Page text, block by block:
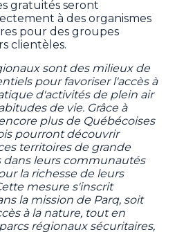
gratuités seront
à des organismes
pour des groupes
clientèles.
sont des milieux de
pour favoriser l'accès à
d'activités de plein air
de vie. Grâce à
plus de Québécoises
pourront découvrir
territoires de grande
dans leurs communautés
la richesse de leurs
mesure s'inscrit
la mission de Parq, soit
à la nature, tout en
régionaux sécuritaires,